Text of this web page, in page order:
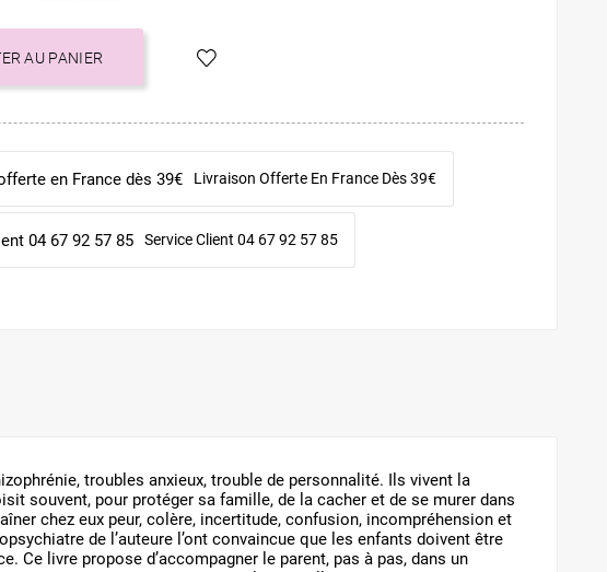
AU PANIER
Livraison Offerte En France Dès 39€
Service Client 04 67 92 57 85
troubles anxieux, trouble de personnalité. Ils vivent la
souvent, pour protéger sa famille, de la cacher et de se murer dans
chez eux peur, colère, incertitude, confusion, incompréhension et
de l’auteure l’ont convaincue que les enfants doivent être
Ce livre propose d’accompagner le parent, pas à pas, dans un